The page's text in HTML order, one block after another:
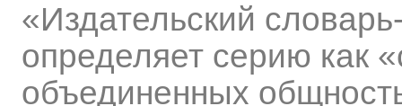
«Издательский
определяет серию как
объединенных